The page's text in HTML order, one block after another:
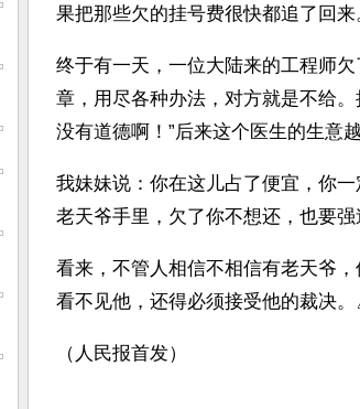
果把那些欠的挂号费很快都追了回来
终于有一天，一位大陆来的工程师
章，用尽各种办法，对方就是不给
没有道德啊！”后来这个医生的生意
我妹妹说：你在这儿占了便宜，你
老天爷手里，欠了你不想还，也要强
看来，不管人相信不相信有老天爷
看不见他，还得必须接受他的裁决
（人民报首发）